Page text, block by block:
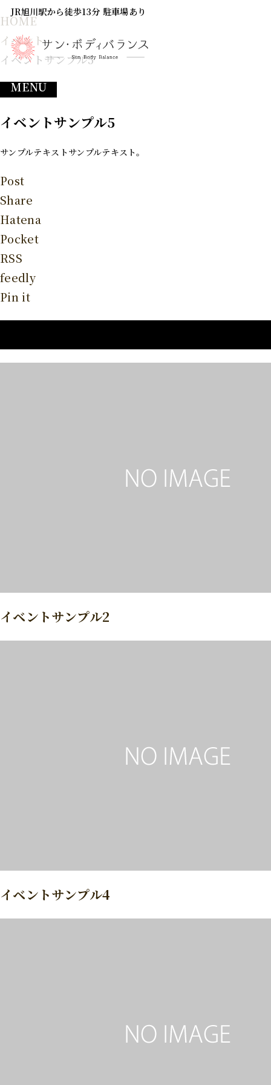
JR旭川駅から徒歩13分 駐車場あり
MENU
HOME
イベント
イベントサンプル5
2024.11.19
イベントサンプル5
サンプルテキストサンプルテキスト。
Post
Share
Hatena
Pocket
RSS
feedly
Pin it
イベントサンプル2
イベントサンプル4